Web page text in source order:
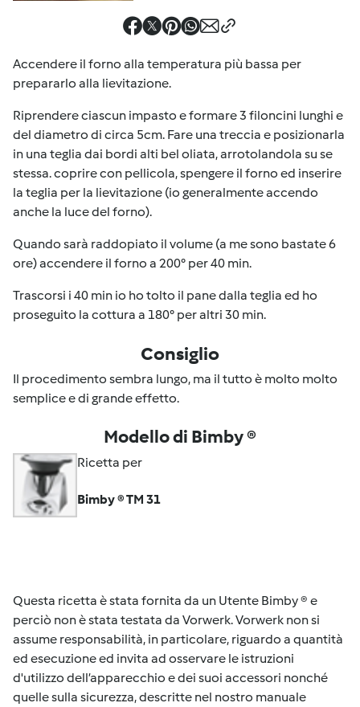
Accendere il forno alla temperatura più bassa per
prepararlo alla lievitazione.
Riprendere ciascun impasto e formare 3 filoncini lunghi e
del diametro di circa 5cm. Fare una treccia e posizionarla
in una teglia dai bordi alti bel oliata, arrotolandola su se
stessa. coprire con pellicola, spengere il forno ed inserire
la teglia per la lievitazione (io generalmente accendo
anche la luce del forno).
Quando sarà raddopiato il volume (a me sono bastate 6
ore) accendere il forno a 200° per 40 min.
Trascorsi i 40 min io ho tolto il pane dalla teglia ed ho
proseguito la cottura a 180° per altri 30 min.
Consiglio
Il procedimento sembra lungo, ma il tutto è molto molto
semplice e di grande effetto.
Modello di Bimby ®
Ricetta per
Bimby ® TM 31
Questa ricetta è stata fornita da un Utente Bimby ® e
perciò non è stata testata da Vorwerk. Vorwerk non si
assume responsabilità, in particolare, riguardo a quantità
ed esecuzione ed invita ad osservare le istruzioni
d'utilizzo dell’apparecchio e dei suoi accessori nonché
quelle sulla sicurezza, descritte nel nostro manuale